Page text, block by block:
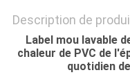
Description de
Label mou lavable
chaleur de PVC de
quotidien